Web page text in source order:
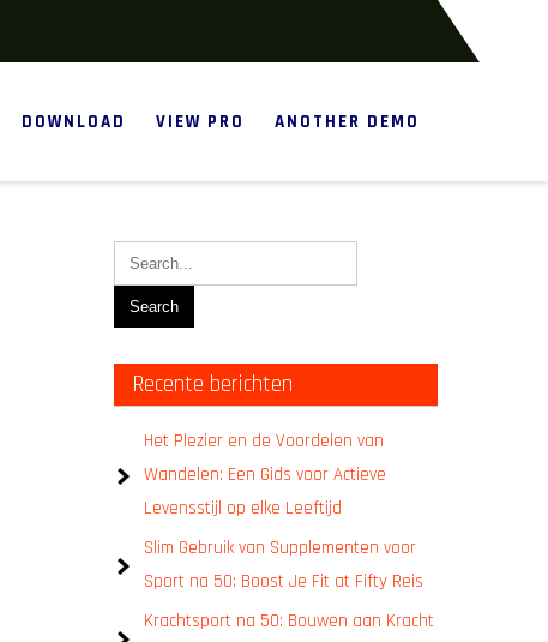
DOWNLOAD VIEW PRO ANOTHER DEMO
Recente berichten
Het Plezier en de Voordelen van
Wandelen: Een Gids voor Actieve
Levensstijl op elke Leeftijd
Slim Gebruik van Supplementen voor
Sport na 50: Boost Je Fit at Fifty Reis
Krachtsport na 50: Bouwen aan Kracht